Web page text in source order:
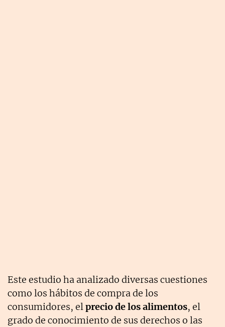
Este estudio ha analizado diversas cuestiones
como los hábitos de compra de los
consumidores, elprecio de los alimentos, el
grado de conocimiento de sus derechos o las